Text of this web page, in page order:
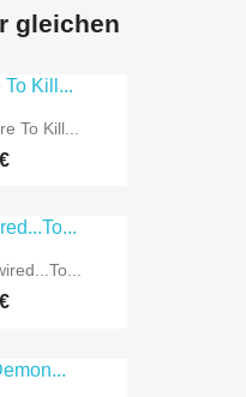
gleichen
To Kill...